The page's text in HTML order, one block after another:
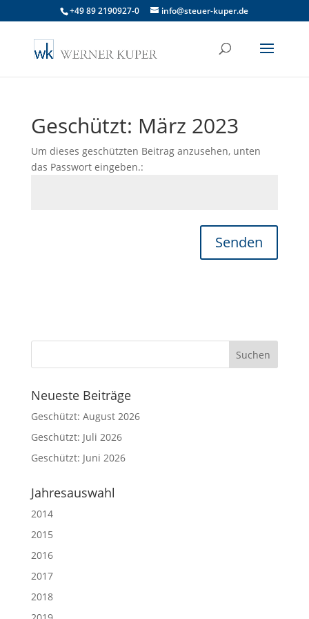
+49 89 2190927-0 info@steuer-kuper.de
Geschützt: März 2023
Um dieses geschützten Beitrag anzusehen, unten
das Passwort eingeben.:
Senden
Neueste Beiträge
Geschützt: August 2026
Geschützt: Juli 2026
Geschützt: Juni 2026
Jahresauswahl
2014
2015
2016
2017
2018